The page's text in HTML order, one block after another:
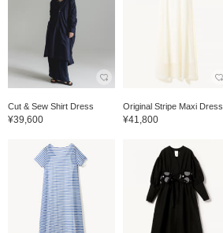
Cut & Sew Shirt Dress
¥39,600
Original Stripe Maxi Dress
¥41,800